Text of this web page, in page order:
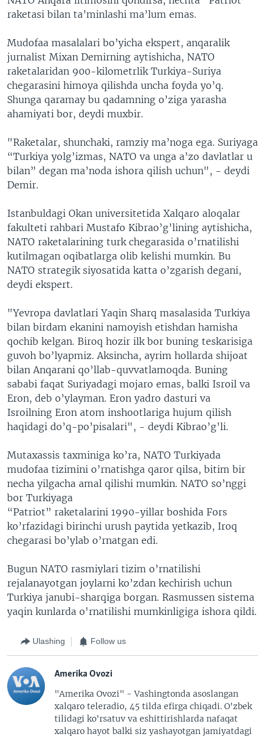
raketasi bilan ta’minlashi ma’lum emas.
Mudofaa masalalari bo’yicha ekspert, anqaralik
jurnalist Mixan Demirning aytishicha, NATO
raketalaridan 900-kilometrlik Turkiya-Suriya
chegarasini himoya qilishda uncha foyda yo’q.
Shunga qaramay bu qadamning o’ziga yarasha
ahamiyati bor, deydi muxbir.
"Raketalar, shunchaki, ramziy ma’noga ega. Suriyaga
“Turkiya yolg’izmas, NATO va unga a’zo davlatlar u
bilan” degan ma’noda ishora qilish uchun", - deydi
Demir.
Istanbuldagi Okan universitetida Xalqaro aloqalar
fakulteti rahbari Mustafo Kibrao’g’lining aytishicha,
NATO raketalarining turk chegarasida o’rnatilishi
kutilmagan oqibatlarga olib kelishi mumkin. Bu
NATO strategik siyosatida katta o’zgarish degani,
deydi ekspert.
"Yevropa davlatlari Yaqin Sharq masalasida Turkiya
bilan birdam ekanini namoyish etishdan hamisha
qochib kelgan. Biroq hozir ilk bor buning teskarisiga
guvoh bo’lyapmiz. Aksincha, ayrim hollarda shijoat
bilan Anqarani qo’llab-quvvatlamoqda. Buning
sababi faqat Suriyadagi mojaro emas, balki Isroil va
Eron, deb o’ylayman. Eron yadro dasturi va
Isroilning Eron atom inshootlariga hujum qilish
haqidagi do’q-po’pisalari", - deydi Kibrao’g’li.
Mutaxassis taxminiga ko’ra, NATO Turkiyada
mudofaa tizimini o’rnatishga qaror qilsa, bitim bir
necha yilgacha amal qilishi mumkin. NATO so’nggi
bor Turkiyaga
“Patriot” raketalarini 1990-yillar boshida Fors
ko’rfazidagi birinchi urush paytida yetkazib, Iroq
chegarasi bo’ylab o’rnatgan edi.
Bugun NATO rasmiylari tizim o’rnatilishi
rejalanayotgan joylarni ko’zdan kechirish uchun
Turkiya janubi-sharqiga borgan. Rasmussen sistema
yaqin kunlarda o'rnatilishi mumkinligiga ishora qildi.
Ulashing Follow us
Amerika Ovozi
"Amerika Ovozi" - Vashingtonda asoslangan
xalqaro teleradio, 45 tilda efirga chiqadi. O'zbek
tilidagi ko'rsatuv va eshittirishlarda nafaqat
xalqaro hayot balki siz yashayotgan jamiyatdagi